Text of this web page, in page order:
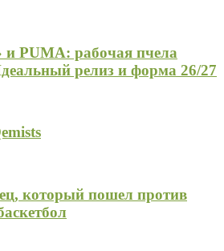
и PUMA: рабочая пчела
релиз и форма 26/27
который пошел против